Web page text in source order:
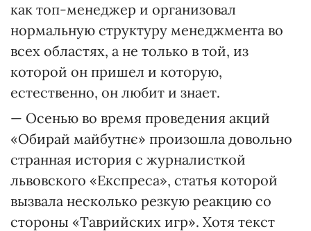
как топ-менеджер и организовал
нормальную структуру менеджмента во
всех областях, а не только в той, из
которой он пришел и которую,
естественно, он любит и знает.
— Осенью во время проведения акций
«Обирай майбутнє» произошла довольно
странная история с журналисткой
львовского «Експреса», статья которой
вызвала несколько резкую реакцию со
стороны «Таврийских игр». Хотя текст